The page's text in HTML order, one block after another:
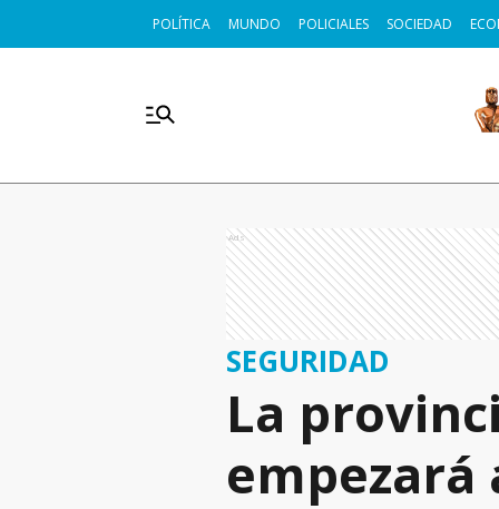
POLÍTICA MUNDO POLICIALES SOCIEDAD
Ads
SEGURIDAD
La
empezará